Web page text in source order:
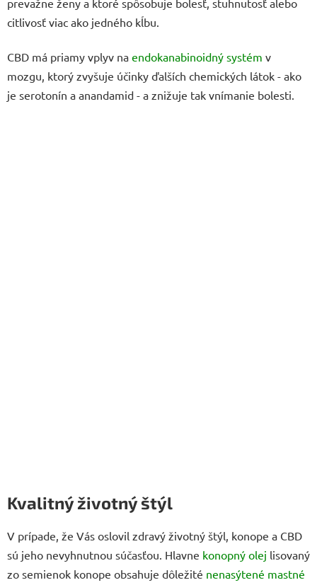
prevažne ženy a ktoré spôsobuje bolesť, stuhnutosť alebo
citlivosť viac ako jedného kĺbu.
CBD má priamy vplyv na endokanabinoidný systém v
mozgu, ktorý zvyšuje účinky ďalších chemických látok - ako
je serotonín a anandamid - a znižuje tak vnímanie bolesti.
Kvalitný životný štýl
V prípade, že Vás oslovil zdravý životný štýl, konope a CBD
sú jeho nevyhnutnou súčasťou. Hlavne konopný olej lisovaný
zo semienok konope obsahuje dôležité nenasýtené mastné